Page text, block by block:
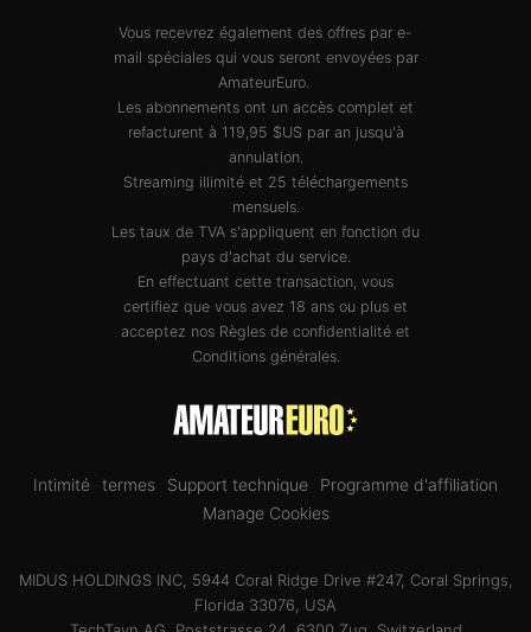
Vous recevrez également des offres par e-
mail spéciales qui vous seront envoyées par
AmateurEuro.
Les abonnements ont un accès complet et
refacturent à 119,95 $US par an jusqu'à
annulation.
Streaming illimité et 25 téléchargements
mensuels.
Les taux de TVA s'appliquent en fonction du
pays d'achat du service.
En effectuant cette transaction, vous
certifiez que vous avez 18 ans ou plus et
acceptez nos Règles de confidentialité et
Conditions générales.
Intimité termes Support technique
Programme d'affiliation
Manage Cookies
MIDUS HOLDINGS INC, 5944 Coral Ridge Drive #247, Coral Springs,
Florida 33076, USA